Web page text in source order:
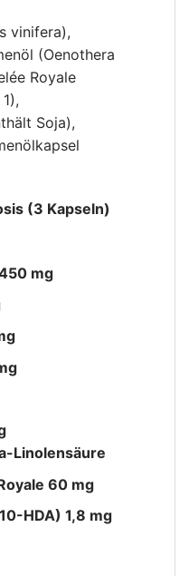
vinifera),
(Oenothera
Royale
Soja),
(3 Kapseln)
mg
Linolensäure
60 mg
HDA) 1,8 mg